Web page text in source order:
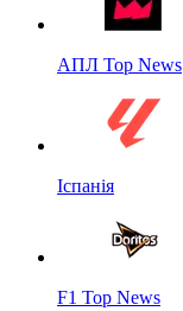
АПЛ Top News
Іспанія
F1 Top News